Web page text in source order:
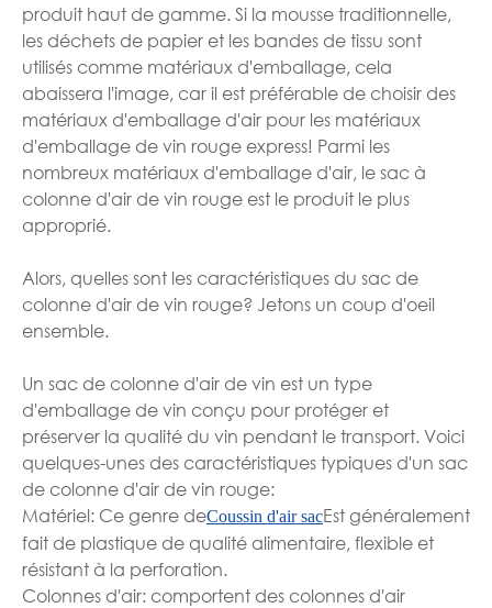
produit haut de gamme. Si la mousse traditionnelle,
les déchets de papier et les bandes de tissu sont
utilisés comme matériaux d'emballage, cela
abaissera l'image, car il est préférable de choisir des
matériaux d'emballage d'air pour les matériaux
d'emballage de vin rouge express! Parmi les
nombreux matériaux d'emballage d'air, le sac à
colonne d'air de vin rouge est le produit le plus
approprié.
Alors, quelles sont les caractéristiques du sac de
colonne d'air de vin rouge? Jetons un coup d'oeil
ensemble.
Un sac de colonne d'air de vin est un type
d'emballage de vin conçu pour protéger et
préserver la qualité du vin pendant le transport. Voici
quelques-unes des caractéristiques typiques d'un sac
de colonne d'air de vin rouge:
Matériel: Ce genre deCoussin d'air sacEst généralement
fait de plastique de qualité alimentaire, flexible et
résistant à la perforation.
Colonnes d'air: comportent des colonnes d'air